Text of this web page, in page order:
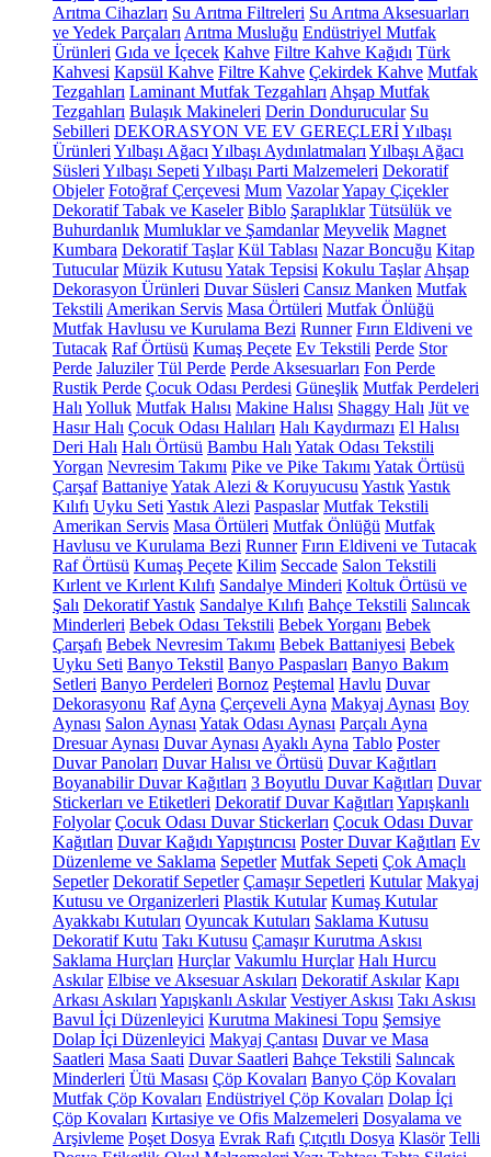
Arıtma Cihazları Su Arıtma Filtreleri Su Arıtma Aksesuarları
ve Yedek Parçaları Arıtma Musluğu Endüstriyel Mutfak
Ürünleri Gıda ve İçecek Kahve Filtre Kahve Kağıdı Türk
Kahvesi Kapsül Kahve Filtre Kahve Çekirdek Kahve Mutfak
Tezgahları Laminant Mutfak Tezgahları Ahşap Mutfak
Tezgahları Bulaşık Makineleri Derin Dondurucular Su
Sebilleri DEKORASYON VE EV GEREÇLERİYılbaşı
Ürünleri Yılbaşı Ağacı Yılbaşı Aydınlatmaları Yılbaşı Ağacı
Süsleri Yılbaşı Sepeti Yılbaşı Parti Malzemeleri Dekoratif
Objeler Fotoğraf Çerçevesi Mum VazolarYapay Çiçekler
Dekoratif Tabak ve Kaseler Biblo Şaraplıklar Tütsülük ve
Buhurdanlık Mumluklar ve Şamdanlar Meyvelik Magnet
Kumbara Dekoratif Taşlar Kül Tablası Nazar Boncuğu Kitap
Tutucular Müzik Kutusu Yatak Tepsisi Kokulu Taşlar Ahşap
Dekorasyon Ürünleri Duvar Süsleri Cansız Manken Mutfak
Tekstili Amerikan Servis Masa Örtüleri Mutfak Önlüğü
Mutfak Havlusu ve Kurulama Bezi Runner Fırın Eldiveni ve
Tutacak Raf Örtüsü Kumaş Peçete Ev Tekstili Perde Stor
Perde Jaluziler Tül Perde Perde Aksesuarları Fon Perde
Rustik Perde Çocuk Odası Perdesi Güneşlik Mutfak Perdeleri
Halı Yolluk Mutfak Halısı Makine Halısı Shaggy Halı Jüt ve
Hasır Halı Çocuk Odası Halıları Halı Kaydırmazı El Halısı
Deri Halı Halı Örtüsü Bambu Halı Yatak Odası Tekstili
Yorgan Nevresim Takımı Pike ve Pike Takımı Yatak Örtüsü
Çarşaf BattaniyeYatak Alezi & Koruyucusu YastıkYastık
Kılıfı Uyku Seti Yastık Alezi Paspaslar Mutfak Tekstili
Amerikan Servis Masa Örtüleri Mutfak Önlüğü Mutfak
Havlusu ve Kurulama Bezi Runner Fırın Eldiveni ve Tutacak
Raf Örtüsü Kumaş Peçete Kilim Seccade Salon Tekstili
Kırlent ve Kırlent Kılıfı Sandalye Minderi Koltuk Örtüsü ve
Şalı Dekoratif Yastık Sandalye Kılıfı Bahçe Tekstili Salıncak
Minderleri Bebek Odası Tekstili Bebek Yorganı Bebek
Çarşafı Bebek Nevresim Takımı Bebek Battaniyesi Bebek
Uyku Seti Banyo Tekstil Banyo Paspasları Banyo Bakım
Setleri Banyo Perdeleri Bornoz Peştemal Havlu Duvar
Dekorasyonu Raf Ayna Çerçeveli Ayna Makyaj Aynası Boy
Aynası Salon Aynası Yatak Odası Aynası Parçalı Ayna
Dresuar Aynası Duvar Aynası Ayaklı Ayna Tablo Poster
Duvar Panoları Duvar Halısı ve Örtüsü Duvar Kağıtları
Boyanabilir Duvar Kağıtları 3 Boyutlu Duvar Kağıtları Duvar
Stickerları ve Etiketleri Dekoratif Duvar Kağıtları Yapışkanlı
Folyolar Çocuk Odası Duvar Stickerları Çocuk Odası Duvar
Kağıtları Duvar Kağıdı Yapıştırıcısı Poster Duvar Kağıtları Ev
Düzenleme ve Saklama Sepetler Mutfak Sepeti Çok Amaçlı
Sepetler Dekoratif Sepetler Çamaşır Sepetleri Kutular Makyaj
Kutusu ve Organizerleri Plastik Kutular Kumaş Kutular
Ayakkabı Kutuları Oyuncak Kutuları Saklama Kutusu
Dekoratif Kutu Takı Kutusu Çamaşır Kurutma Askısı
Saklama Hurçları Hurçlar Vakumlu Hurçlar Halı Hurcu
Askılar Elbise ve Aksesuar Askıları Dekoratif Askılar Kapı
Arkası Askıları Yapışkanlı Askılar Vestiyer Askısı Takı Askısı
Bavul İçi Düzenleyici Kurutma Makinesi Topu Şemsiye
Dolap İçi Düzenleyici Makyaj Çantası Duvar ve Masa
Saatleri Masa Saati Duvar Saatleri Bahçe Tekstili Salıncak
Minderleri Ütü Masası Çöp Kovaları Banyo Çöp Kovaları
Mutfak Çöp Kovaları Endüstriyel Çöp Kovaları Dolap İçi
Çöp Kovaları Kırtasiye ve Ofis Malzemeleri Dosyalama ve
Arşivleme Poşet Dosya Evrak Rafı Çıtçıtlı Dosya Klasör Telli